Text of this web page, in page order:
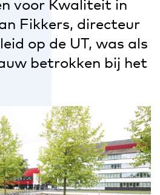
voor Kwaliteit in
Fikkers, directeur
op de UT, was als
betrokken bij het